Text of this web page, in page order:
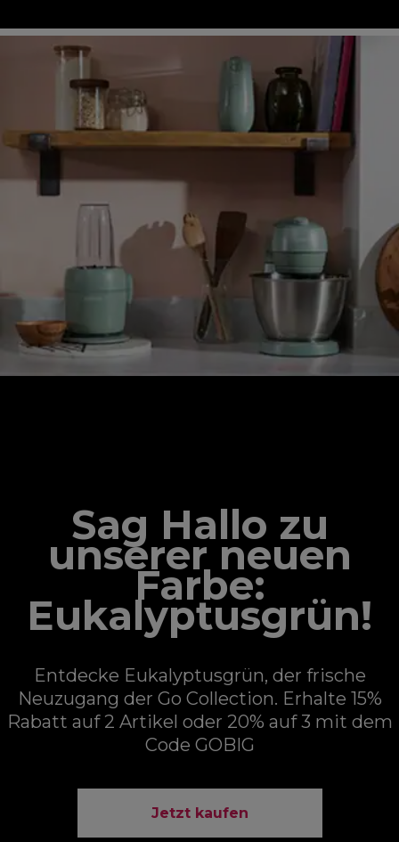
Sag Hallo zu
unserer neuen
Farbe:
Eukalyptusgrün!
Entdecke Eukalyptusgrün, der frische
Neuzugang der Go Collection. Erhalte 15%
Rabatt auf 2 Artikel oder 20% auf 3 mit dem
Code GOBIG
Jetzt kaufen